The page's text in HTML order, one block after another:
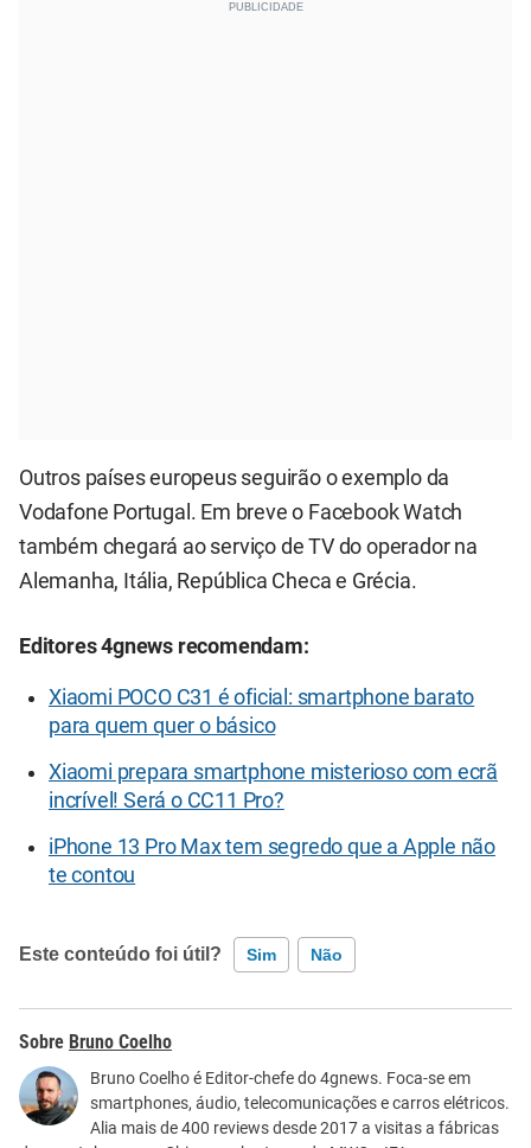
Outros países europeus seguirão o exemplo da
Vodafone Portugal. Em breve o Facebook Watch
também chegará ao serviço de TV do operador na
Alemanha, Itália, República Checa e Grécia.
Editores 4gnews recomendam:
Xiaomi POCO C31 é oficial: smartphone barato
para quem quer o básico
Xiaomi prepara smartphone misterioso com ecrã
incrível! Será o CC11 Pro?
iPhone 13 Pro Max tem segredo que a Apple não
te contou
Este conteúdo foi útil? Sim Não
Este conteúdo contém informação incorreta
Este conteúdo não tem a informação que procuro
Outro
Bruno Coelho
Bruno Coelho é Editor-chefe do 4gnews. Foca-se em
smartphones, áudio, telecomunicações e carros elétricos.
Alia mais de 400 reviews desde 2017 a visitas a fábricas